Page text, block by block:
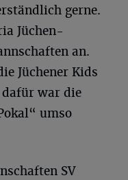
gerne.
Jüchen-
an.
Jüchener Kids
war die
umso
SV